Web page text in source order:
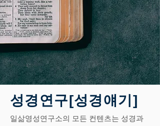
성경연구[성경얘기]
일삶영성연구소의 모든 컨텐츠는 성경과